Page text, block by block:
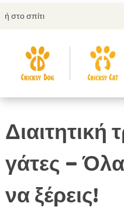
Μπορείς
Διαιτητική
γάτες –
να ξέρεις!